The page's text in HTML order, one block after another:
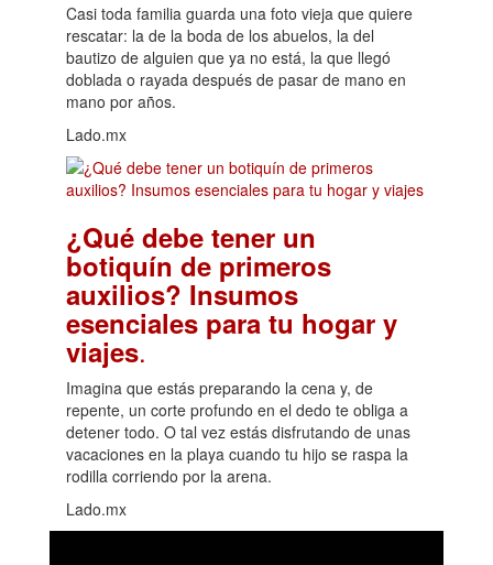
Casi toda familia guarda una foto vieja que quiere
rescatar: la de la boda de los abuelos, la del
bautizo de alguien que ya no está, la que llegó
doblada o rayada después de pasar de mano en
mano por años.
Lado.mx
¿Qué debe tener un
botiquín de primeros
auxilios? Insumos
esenciales para tu hogar y
viajes.
Imagina que estás preparando la cena y, de
repente, un corte profundo en el dedo te obliga a
detener todo. O tal vez estás disfrutando de unas
vacaciones en la playa cuando tu hijo se raspa la
rodilla corriendo por la arena.
Lado.mx